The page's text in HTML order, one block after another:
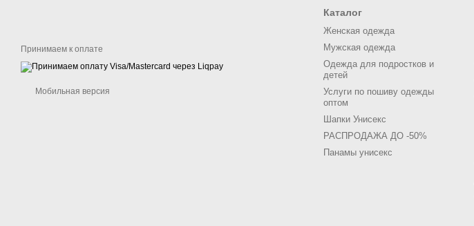
Принимаем к оплате
Мобильная версия
Каталог
Женская одежда
Мужская одежда
Одежда для подростков и
детей
Услуги по пошиву одежды
оптом
Шапки Унисекс
РАСПРОДАЖА ДО -50%
Панамы унисекс